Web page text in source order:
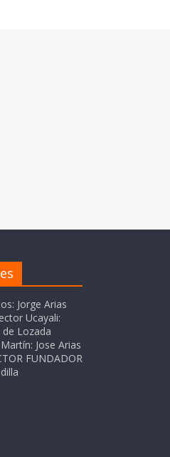
Jorge Arias
Ucayali:
Lozada
Jose Arias
FUNDADOR